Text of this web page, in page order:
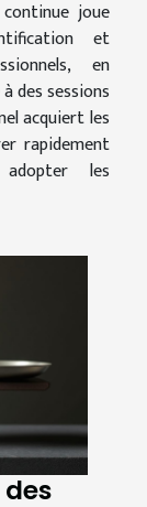
joue
et
en
des sessions
acquiert les
rapidement
les